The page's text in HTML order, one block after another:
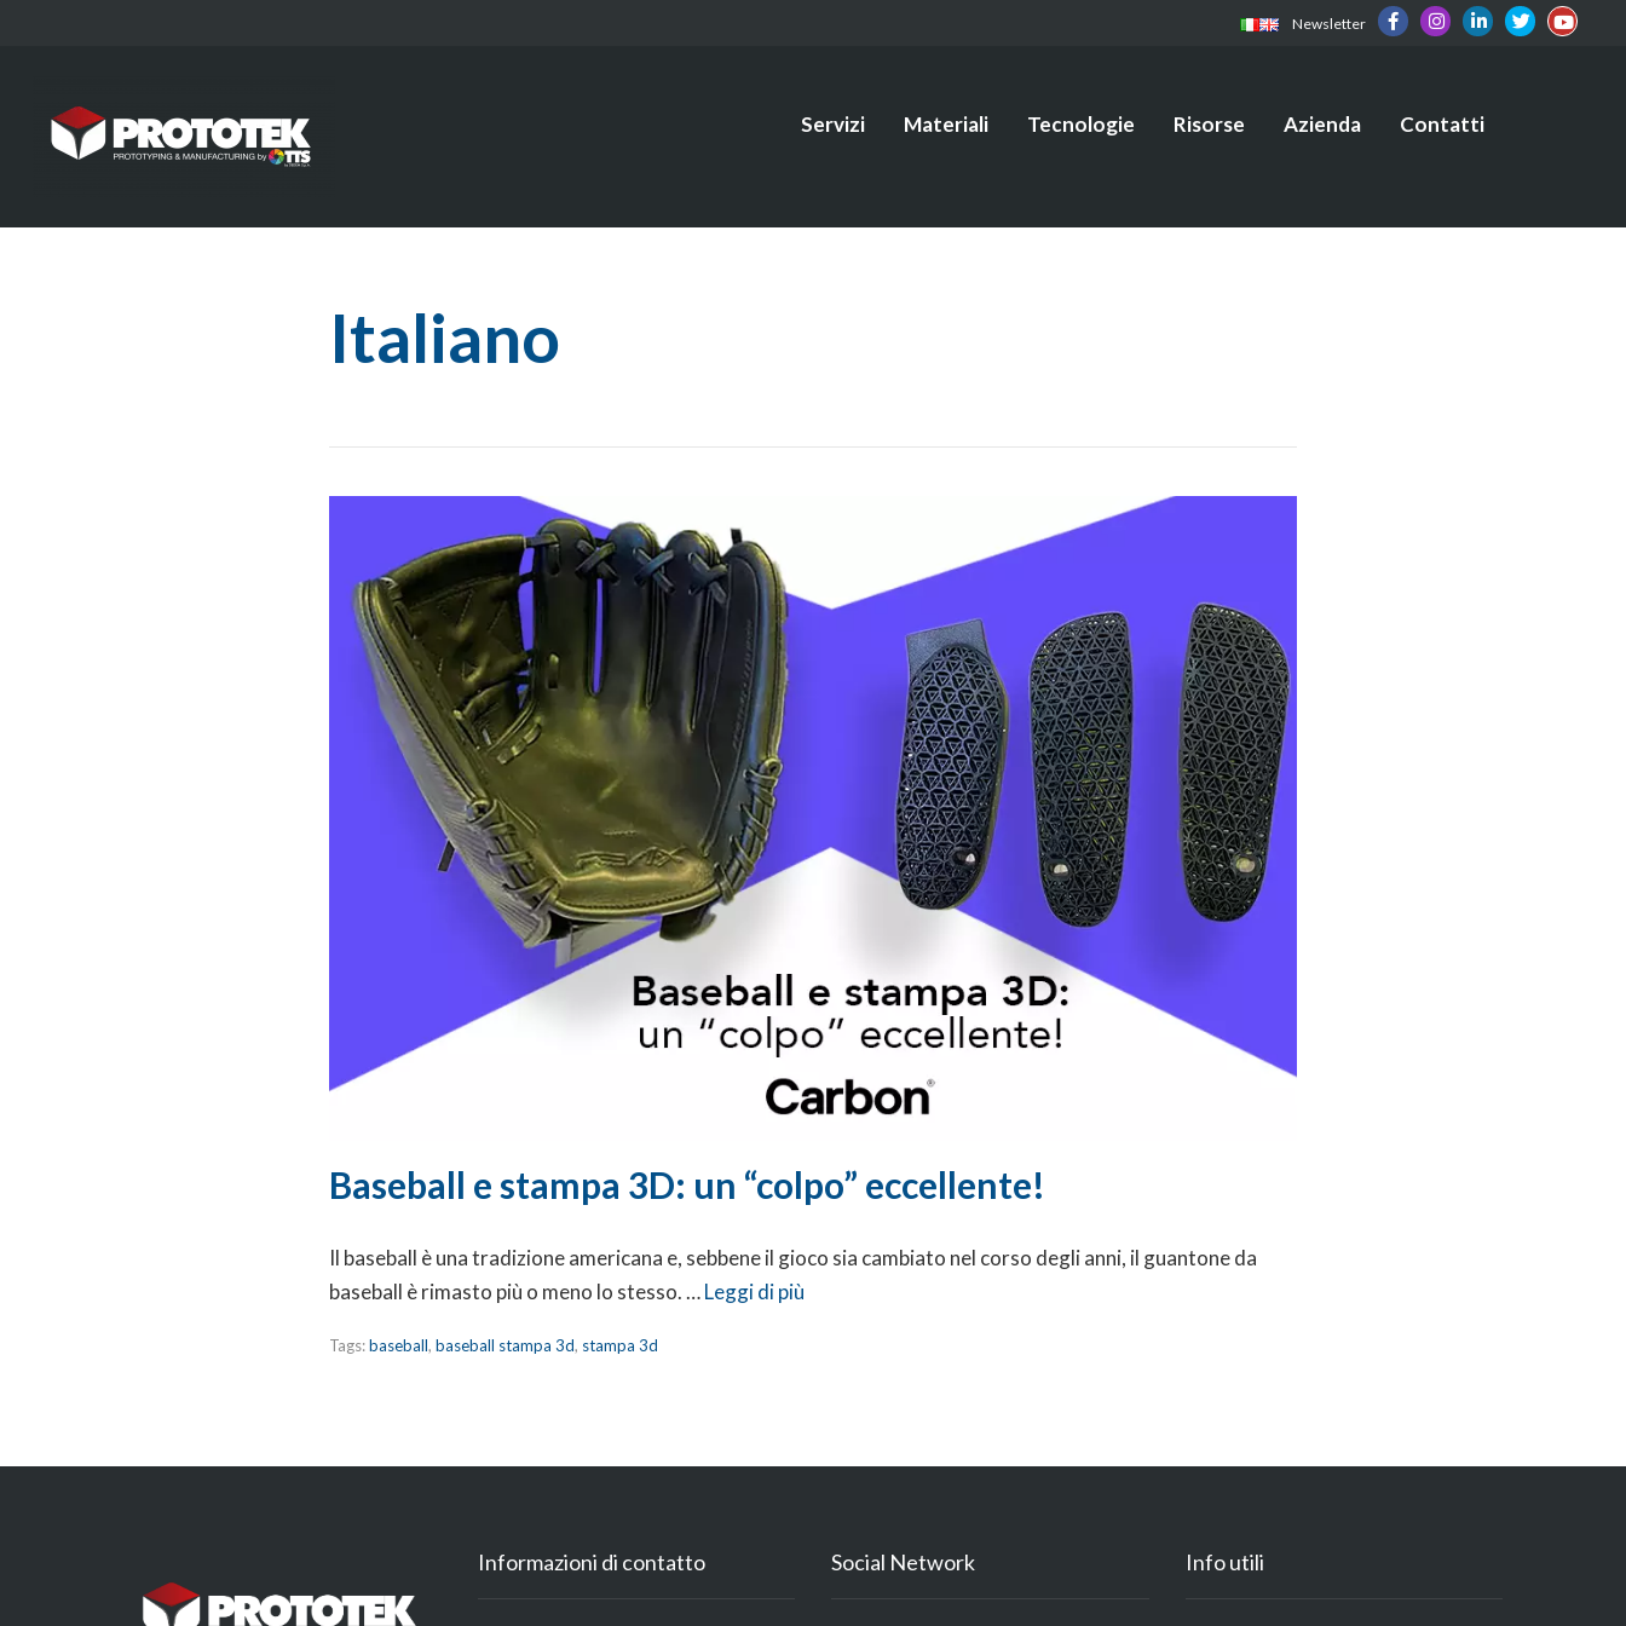
Newsletter
Servizi Materiali Tecnologie Risorse Azienda Contatti
Italiano
Baseball e stampa 3D: un “colpo” eccellente!
Il baseball è una tradizione americana e, sebbene il gioco sia cambiato nel corso degli anni, il guantone da
baseball è rimasto più o meno lo stesso. …Leggi di più
Tags:baseball, baseball stampa 3d, stampa 3d
Informazioni di contatto Social Network Info utili